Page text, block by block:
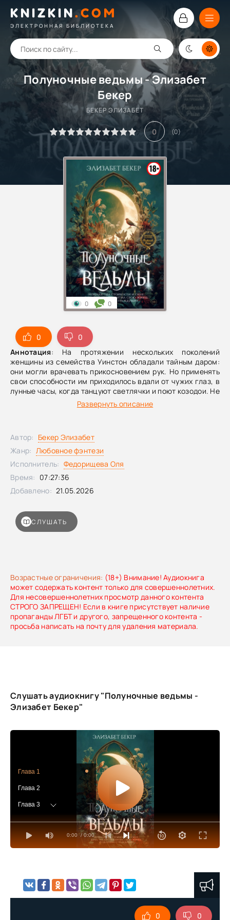
KNIZKIN.COM
ЭЛЕКТРОННАЯ БИБЛИОТЕКА
Полуночные ведьмы - Элизабет
Бекер
БЕКЕР ЭЛИЗАБЕТ
0 (0)
0
0
Аннотация: На протяжении нескольких поколений
женщины из семейства Уинстон обладали тайным даром:
они могли врачевать прикосновением рук. Но применять
свои способности им приходилось вдали от чужих глаз, в
лунные часы, когда танцуют светлячки и поют козодои. Не
каждая целительница отважилась открыть правду своим
потомкам, и для юной Луизы Уинстон осознание
друга Питера после страшной автомобильной аварии,
которая случилась на следующий день после того, как он
признался ей в любви, и за несколько дней до отъезда
Луизы в Нью-Йоркский университет. Отчаянно переживая
свой нежданный дар, в поисках ответов девушка сбегает
в пышный сад бабушки Камиллы в Аппалачах. Только там
исцелявшая раненых солдат союзников в раздираемой
Второй мировой войной Франции.
Развернуть описание
Возрастные ограничения: (18+) Внимание! Аудиокнига
может содержать контент только для совершеннолетних.
Для несовершеннолетних просмотр данного контента
СТРОГО ЗАПРЕЩЕН! Если в книге присутствует наличие
пропаганды ЛГБТ и другого, запрещенного контента -
просьба написать на почту для удаления материала.
0 0
СЛУШАТЬ
Автор: Бекер Элизабет
Жанр: Любовное фэнтези
Исполнитель: Федорищева Оля
Время: 07:27:36
Добавлено: 21.05.2026
Слушать аудиокнигу "Полуночные ведьмы -
Элизабет Бекер"
0:00 / 0:00
Глава 1
Глава 2
Глава 3
Глава 4
Глава 5
Глава 8
0 0